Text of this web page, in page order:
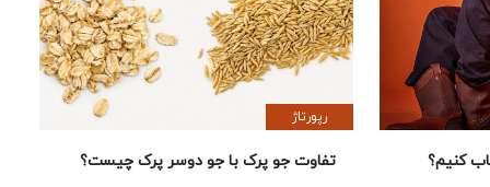
کنیم؟
رپورتاژ
تفاوت جو پرک با جو دوسر پرک چیست؟